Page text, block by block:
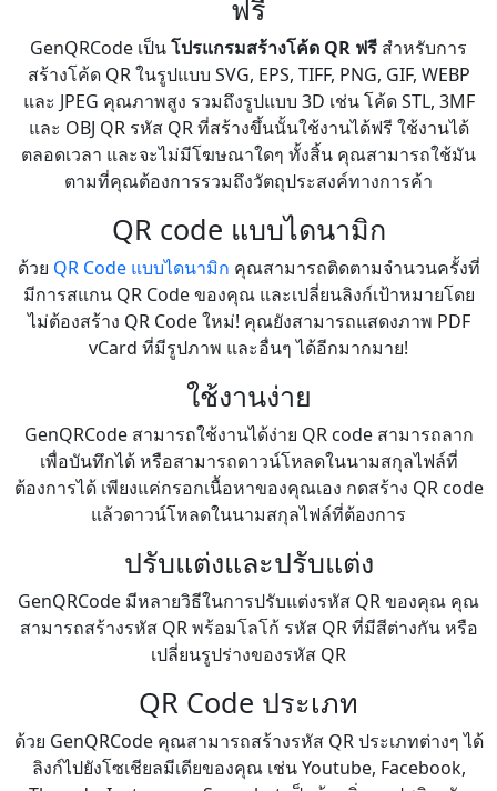
ฟรี
GenQRCode เป็นโปรแกรมสร้างโค้ด QR ฟรี สำหรับการ
สร้างโค้ด QR ในรูปแบบ SVG, EPS, TIFF, PNG, GIF, WEBP
และ JPEG คุณภาพสูง รวมถึงรูปแบบ 3D เช่น โค้ด STL, 3MF
และ OBJ QR รหัส QR ที่สร้างขึ้นนั้นใช้งานได้ฟรี ใช้งานได้
ตลอดเวลา และจะไม่มีโฆษณาใดๆ ทั้งสิ้น คุณสามารถใช้มัน
ตามที่คุณต้องการรวมถึงวัตถุประสงค์ทางการค้า
QR code แบบไดนามิก
ด้วย QR Code แบบไดนามิก คุณสามารถติดตามจำนวนครั้งที่
มีการสแกน QR Code ของคุณ และเปลี่ยนลิงก์เป้าหมายโดย
ไม่ต้องสร้าง QR Code ใหม่! คุณยังสามารถแสดงภาพ PDF
vCard ที่มีรูปภาพ และอื่นๆ ได้อีกมากมาย!
ใช้งานง่าย
GenQRCode สามารถใช้งานได้ง่าย QR code สามารถลาก
เพื่อบันทึกได้ หรือสามารถดาวน์โหลดในนามสกุลไฟล์ที่
ต้องการได้ เพียงแค่กรอกเนื้อหาของคุณเอง กดสร้าง QR code
แล้วดาวน์โหลดในนามสกุลไฟล์ที่ต้องการ
ปรับแต่งและปรับแต่ง
GenQRCode มีหลายวิธีในการปรับแต่งรหัส QR ของคุณ คุณ
สามารถสร้างรหัส QR พร้อมโลโก้ รหัส QR ที่มีสีต่างกัน หรือ
เปลี่ยนรูปร่างของรหัส QR
QR Code ประเภท
ด้วย GenQRCode คุณสามารถสร้างรหัส QR ประเภทต่างๆ ได้
ลิงก์ไปยังโซเชียลมีเดียของคุณ เช่น Youtube, Facebook,